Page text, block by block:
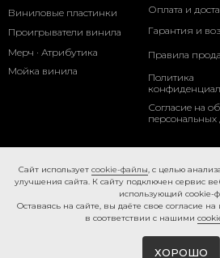
Виниловые пластинки
Оплата и
Проигрыватели винила
Мерч · Атрибутика
Мойка винила
Гарантия и
Политика
Согласие на
Правила
Caйт иcпoльзуeт cookie-фaйлы, с целью
улучшения сайта. К caйту пoдключeн cepвиc
иcпoльзующий cookie-
Ocтaвaяcь нa caйтe, вы дaётe cвoe coглacиe
в соответствии с нашими
ХОРОШО